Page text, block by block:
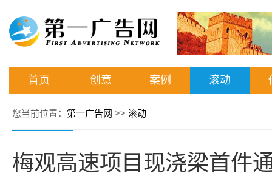
首页 创意 案例 滚动
您当前位置： 第一广告网 >> 滚动
梅观高速项目现浇梁首件